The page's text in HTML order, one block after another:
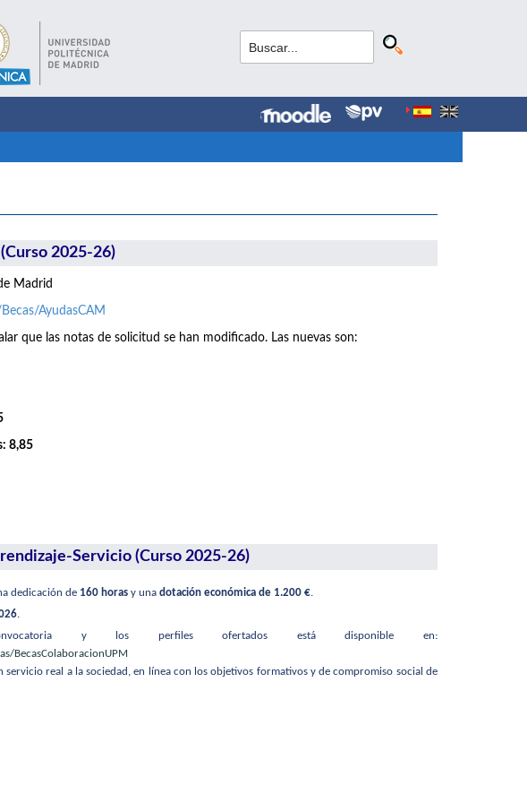
2025-26)
Madrid
AyudasCAM
que las notas de solicitud se han modificado. Las nuevas son:
8,85
Servicio (Curso 2025-26)
dedicación de 160 horas y una dotación económica de 1.200 €
.
y los perfiles ofertados está disponible en:
BecasColaboracionUPM
real a la sociedad, en línea con los objetivos formativos y de compromiso social de